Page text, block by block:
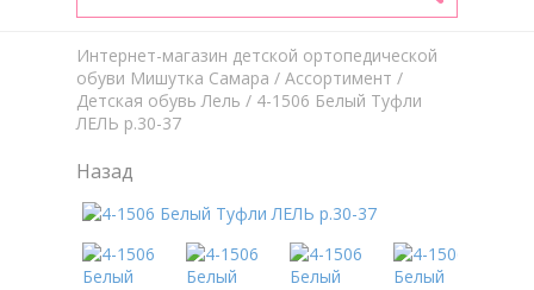
Интернет-магазин детской ортопедической
обуви Мишутка Самара / Aссортимент /
Детская обувь Лель / 4-1506 Белый Туфли
ЛЕЛЬ р.30-37
Назад